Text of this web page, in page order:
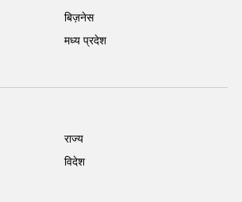
बिज़नेस
मध्य प्रदेश
राज्य
विदेश